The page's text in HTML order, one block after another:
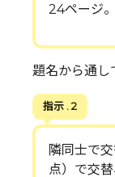
24ページ
題名から通し
指示 . 2
隣同士で
点）で交